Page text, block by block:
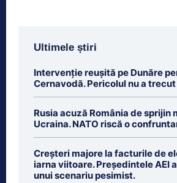
Ultimele știri
Intervenție reușită pe Dunăre
Cernavodă. Pericolul nu a trecut
Rusia acuză România de
Ucraina. NATO riscă o
Creșteri majore la facturile de
iarna viitoare. Președintele AEI
unui scenariu pesimist.